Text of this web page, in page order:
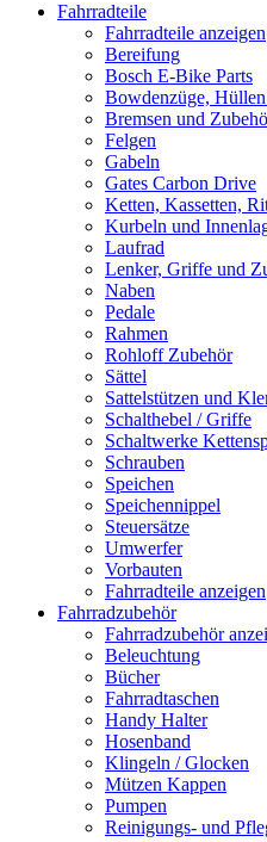
Fahrradteile
Fahrradteile anzeigen
Bereifung
Bosch E-Bike Parts
Bowdenzüge,
Bremsen und
Felgen
Gabeln
Gates Carbon Drive
Ketten, Kassetten,
Kurbeln und
Laufrad
Lenker, Griffe und
Naben
Pedale
Rahmen
Rohloff Zubehör
Sättel
Sattelstützen und
Schalthebel / Griffe
Schaltwerke
Schrauben
Speichen
Speichennippel
Steuersätze
Umwerfer
Vorbauten
Fahrradteile anzeigen
Fahrradzubehör
Fahrradzubehör
Beleuchtung
Bücher
Fahrradtaschen
Handy Halter
Hosenband
Klingeln / Glocken
Mützen Kappen
Pumpen
Reinigungs- und